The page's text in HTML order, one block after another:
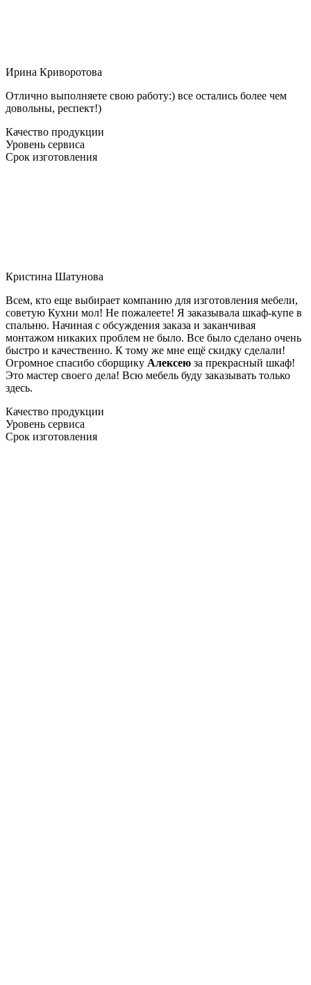
Ирина Криворотова
Отлично выполняете свою работу:) все остались более чем
довольны, респект!)
Качество продукции
Уровень сервиса
Срок изготовления
Кристина Шатунова
Всем, кто еще выбирает компанию для изготовления мебели,
советую Кухни мол! Не пожалеете! Я заказывала шкаф-купе в
спальню. Начиная с обсуждения заказа и заканчивая
монтажом никаких проблем не было. Все было сделано очень
быстро и качественно. К тому же мне ещё скидку сделали!
Огромное спасибо сборщику Алексею за прекрасный шкаф!
Это мастер своего дела! Всю мебель буду заказывать только
здесь.
Качество продукции
Уровень сервиса
Срок изготовления